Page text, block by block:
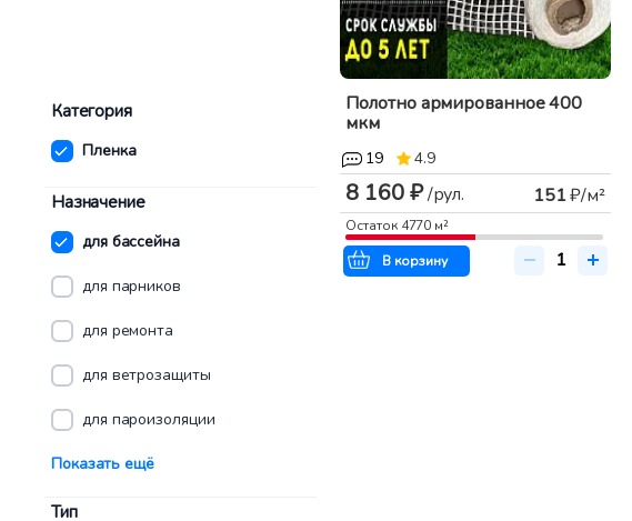
Категория
Пленка
Назначение
для бассейна
для парников
для ремонта
для ветрозащиты
для пароизоляции
Показать ещё
Тип
Полотно армированное 400
мкм
19 4.9
8 160 ₽/рул. 151₽/м²
Остаток 4770 м²
В корзину